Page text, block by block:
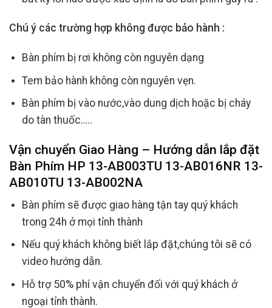
Chú ý các trường hợp không được bảo hành :
Bàn phím bị rơi không còn nguyên dạng
Tem bảo hành không còn nguyên vẹn.
Bàn phím bị vào nước,vào dung dịch hoặc bị cháy
do tàn thuốc…..
Vận chuyển Giao Hàng – Hướng dẫn lắp đặt
Bàn Phím HP 13-AB003TU 13-AB016NR 13-
AB010TU 13-AB002NA
Bàn phím sẽ được giao hàng tận tay quý khách
trong 24h ở mọi tỉnh thành
Nếu quý khách không biết lắp đặt,chúng tôi sẽ có
video hướng dẫn.
Hỗ trợ 50% phí vận chuyển đối với quý khách ở
ngoại tỉnh thành.